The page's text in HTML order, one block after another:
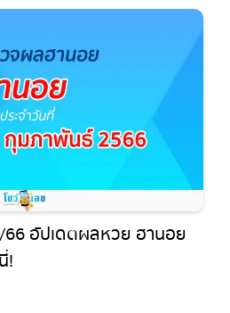
อัปเดตผลหวย ฮานอย
!